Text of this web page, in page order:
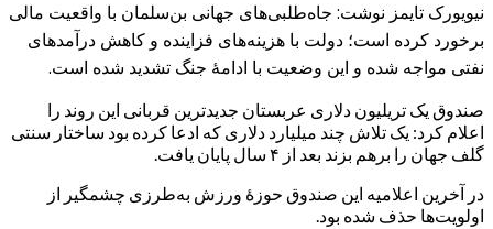
نیویورک تایمز نوشت: جاه‌طلبی‌های جهانی بن‌سلمان با واقعیت مالی
برخورد کرده است؛ دولت با هزینه‌های فزاینده و کاهش درآمدهای
نفتی مواجه شده و این وضعیت با ادامهٔ جنگ تشدید شده است.
صندوق یک تریلیون دلاری عربستان جدیدترین قربانی این روند را
اعلام کرد: یک تلاش چند میلیارد دلاری که ادعا کرده بود ساختار سنتی
گلف جهان را برهم بزند بعد از ۴ سال پایان یافت.
در آخرین اعلامیه این صندوق حوزهٔ ورزش به‌طرزی چشمگیر از
اولویت‌ها حذف شده بود.